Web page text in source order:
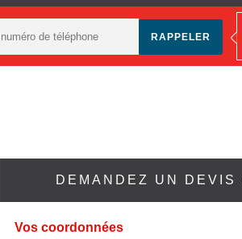
DEMANDEZ UN DEVIS
Vos coordonnées